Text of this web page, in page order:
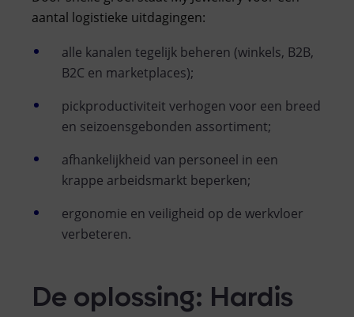
aantal logistieke uitdagingen:
alle kanalen tegelijk beheren (winkels, B2B,
B2C en marketplaces);
pickproductiviteit verhogen voor een breed
en seizoensgebonden assortiment;
afhankelijkheid van personeel in een
krappe arbeidsmarkt beperken;
ergonomie en veiligheid op de werkvloer
verbeteren.
De oplossing: Hardis